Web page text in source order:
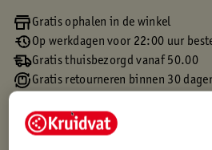
Gratis ophalen in de winkel
Op werkdagen voor 22:00 uur
Gratis thuisbezorgd vanaf 50.00
Gratis retourneren binnen 30